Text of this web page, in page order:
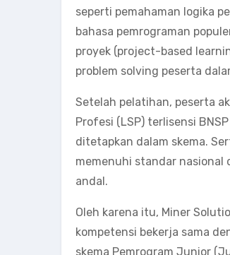
seperti pemahaman logika
bahasa pemrograman
proyek (project-based
problem solving peserta
Setelah pelatihan, peserta
Profesi (LSP) terlisensi
ditetapkan dalam skema.
memenuhi standar nasional
andal.
Oleh karena itu, Miner
kompetensi bekerja sama
skema Pemrogram Junior